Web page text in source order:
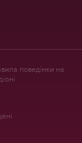
поведінки на